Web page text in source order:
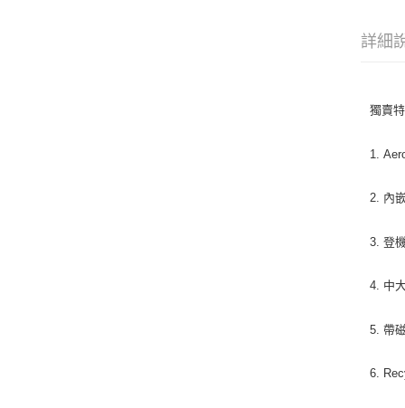
詳細
獨賣
1.
2. 內
3. 登
4. 中
5. 帶
6.